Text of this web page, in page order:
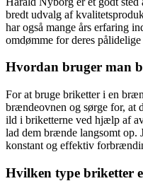
bredt udvalg af
har også mange års erfaring
omdømme for deres
Hvordan bruger man
For at bruge briketter i en
brændeovnen og sørge for,
ild i briketterne ved hjælp af
lad dem brænde langsomt op.
konstant og effektiv
Hvilken type briketter